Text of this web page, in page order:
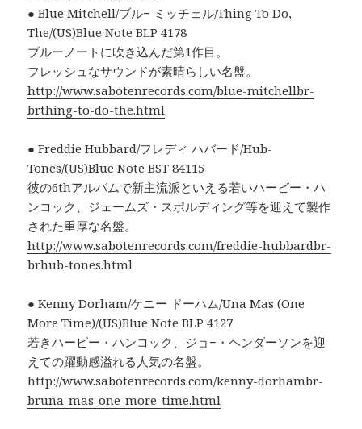
● Blue Mitchell/ブル− ミッチェル/Thing To Do,
The/(US)Blue Note BLP 4178
ブルーノートに吹き込んだ第1作目。
フレッシュなサウンドが素晴らしい名盤。
http://www.sabotenrecords.com/blue-mitchellbr-
brthing-to-do-the.html
● Freddie Hubbard/フレディ ハバード/Hub-
Tones/(US)Blue Note BST 84115
彼の6thアルバムで新主流派といえる若いハービー・ハ
ンコック、ジェームズ・スポルディング等を迎えて製作
された重厚な名盤。
http://www.sabotenrecords.com/freddie-hubbardbr-
brhub-tones.html
● Kenny Dorham/ケニー ドーハム/Una Mas (One
More Time)/(US)Blue Note BLP 4127
若きハービー・ハンコック、ジョ−・ヘンダーソンを迎
えての躍動感溢れる人気の名盤。
http://www.sabotenrecords.com/kenny-dorhambr-
bruna-mas-one-more-time.html